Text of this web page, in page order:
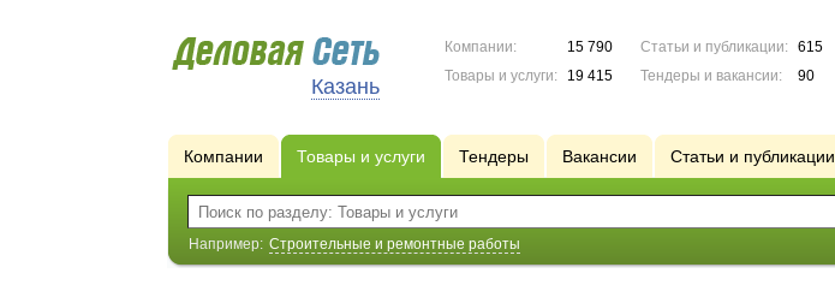
Казань
Компании:
15 790
Товары и услуги:
19 415
Статьи и публикации:
615
Тендеры и вакансии:
90
Компании Товары и услуги Тендеры Вакансии Статьи и публикации
Например: Строительные и ремонтные работы